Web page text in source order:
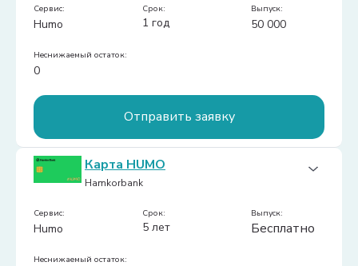
Сервис:
Humo
срок:
1 год
Выпуск:
50 000
Неснижаемый остаток:
0
Отправить заявку
Обслуживание (в год):
Тип карты:Сумовая
Cashback:
Платежи:
Карта HUMO
Hamkorbank
Сервис:
Humo
срок:
5 лет
Выпуск:
Бесплатно
Неснижаемый остаток: